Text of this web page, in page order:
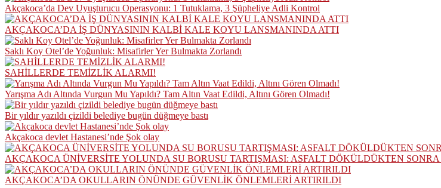
Akçakoca’da Dev Uyuşturucu Operasyonu: 1 Tutuklama, 3 Şüpheliye Adli Kontrol
AKÇAKOCA’DA İŞ DÜNYASININ KALBİ KALE KOYU LANSMANINDA ATTI
Saklı Koy Otel’de Yoğunluk: Misafirler Yer Bulmakta Zorlandı
SAHİLLERDE TEMİZLİK ALARMI!
Yarışma Adı Altında Vurgun Mu Yapıldı? Tam Altın Vaat Edildi, Altını Gören Olmadı!
Bir yıldır yazıldı çizildi belediye bugün düğmeye bastı
Akçakoca devlet Hastanesi’nde Şok olay
AKÇAKOCA ÜNİVERSİTE YOLUNDA SU BORUSU TARTIŞMASI: ASFALT DÖKÜLDÜKTEN
AKÇAKOCA’DA OKULLARIN ÖNÜNDE GÜVENLİK ÖNLEMLERİ ARTIRILDI